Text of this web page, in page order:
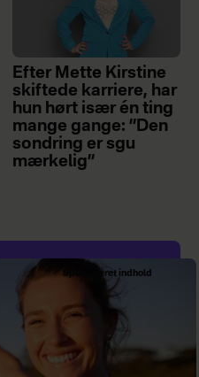
Efter Mette Kirstine
skiftede karriere, har
hun hørt især én ting
mange gange: ”Den
sondring er sgu
mærkelig”
Sponsoreret indhold